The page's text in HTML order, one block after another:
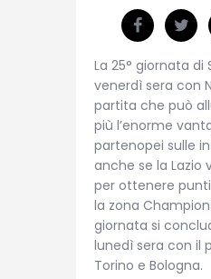
La 25° giornata di
venerdì sera con
partita che può
più l’enorme
partenopei sulle
anche se la Lazio
per ottenere
la zona
giornata si
lunedì sera con il
Torino e Bologna.